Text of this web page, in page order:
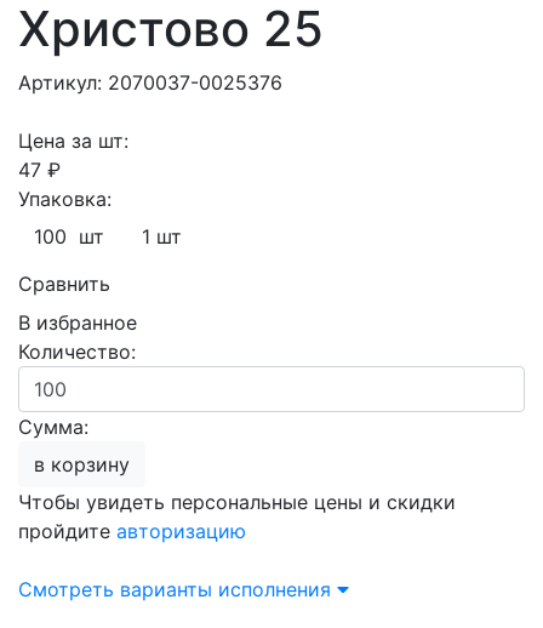
Христово 25
Артикул: 2070037-0025376
Цена за шт:
47 ₽
Упаковка:
100 шт
1 шт
Сравнить
В избранное
Количество:
Сумма:
в корзину
Чтобы увидеть персональные цены и скидки
пройдите авторизацию
Смотреть варианты исполнения